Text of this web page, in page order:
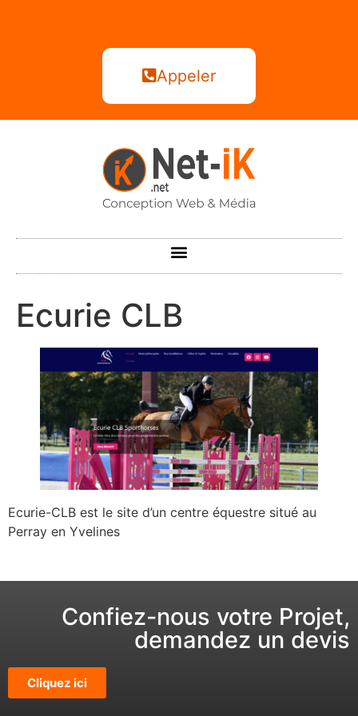
Appeler
Ecurie CLB
Ecurie-CLB est le site d’un centre équestre situé au
Perray en Yvelines
Confiez-nous votre Projet,
demandez un devis
Cliquez ici